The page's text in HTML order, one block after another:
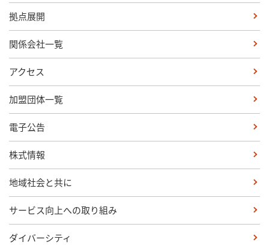
拠点展開
関係会社一覧
アクセス
加盟団体一覧
電子公告
株式情報
地域社会と共に
サービス向上への取り組み
ダイバーシティ